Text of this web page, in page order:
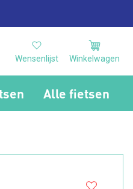
Wensenlijst Winkelwagen
Alle fietsen